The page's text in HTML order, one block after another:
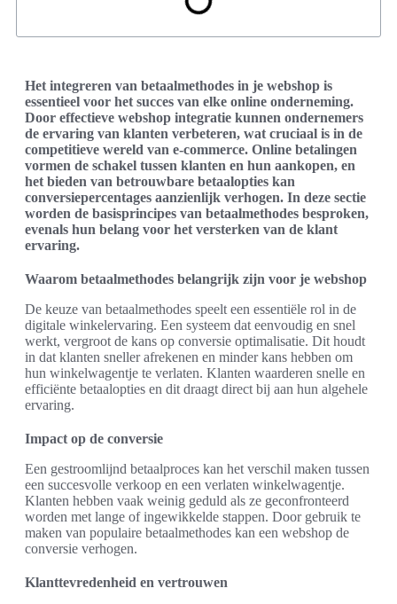
Het integreren van betaalmethodes in je webshop is
essentieel voor het succes van elke online onderneming.
Door effectieve webshop integratie kunnen ondernemers
de ervaring van klanten verbeteren, wat cruciaal is in de
competitieve wereld van e-commerce. Online betalingen
vormen de schakel tussen klanten en hun aankopen, en
het bieden van betrouwbare betaalopties kan
conversiepercentages aanzienlijk verhogen. In deze sectie
worden de basisprincipes van betaalmethodes besproken,
evenals hun belang voor het versterken van de klant
ervaring.
Waarom betaalmethodes belangrijk zijn voor je webshop
De keuze van betaalmethodes speelt een essentiële rol in de
digitale winkelervaring. Een systeem dat eenvoudig en snel
werkt, vergroot de kans op conversie optimalisatie. Dit houdt
in dat klanten sneller afrekenen en minder kans hebben om
hun winkelwagentje te verlaten. Klanten waarderen snelle en
efficiënte betaalopties en dit draagt direct bij aan hun algehele
ervaring.
Impact op de conversie
Een gestroomlijnd betaalproces kan het verschil maken tussen
een succesvolle verkoop en een verlaten winkelwagentje.
Klanten hebben vaak weinig geduld als ze geconfronteerd
worden met lange of ingewikkelde stappen. Door gebruik te
maken van populaire betaalmethodes kan een webshop de
conversie verhogen.
Klanttevredenheid en vertrouwen